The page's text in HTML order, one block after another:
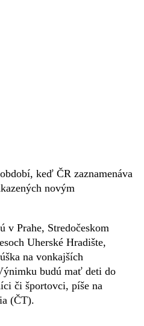
keď ČR zaznamenáva
novým
v Prahe, Stredočeskom
Uherské Hradište,
na vonkajších
budú mať deti do
či športovci, píše na
(ČT).